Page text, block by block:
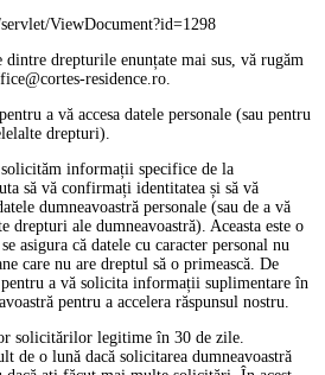
ViewDocument?id=1298
dintre drepturile enunțate mai sus, vă rugăm
residence.ro.
a vă accesa datele personale (sau pentru
drepturi).
informații specifice de la
să vă confirmați identitatea și să vă
dumneavoastră personale (sau de a vă
drepturi ale dumneavoastră). Aceasta este o
asigura că datele cu caracter personal nu
care nu are dreptul să o primească. De
pentru a vă solicita informații suplimentare în
pentru a accelera răspunsul nostru.
solicitărilor legitime în 30 de zile.
de o lună dacă solicitarea dumneavoastră